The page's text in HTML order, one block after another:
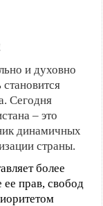
и духовно
Сегодня
– это
динамичных
страны.
более
ее прав, свобод